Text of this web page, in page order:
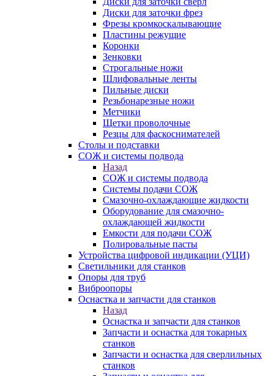
Диски для заточки фрез
Фрезы кромкоскалывающие
Пластины режущие
Коронки
Зенковки
Строгальные ножи
Шлифовальные ленты
Пильные диски
Резьбонарезные ножи
Метчики
Щетки проволочные
Резцы для фаскоснимателей
Столы и подставки
СОЖ и системы подвода
Назад
СОЖ и системы подвода
Системы подачи СОЖ
Смазочно-охлаждающие жидкости
Оборудование для смазочно-
охлаждающей жидкости
Емкости для подачи СОЖ
Полировальные пасты
Устройства цифровой индикации (УЦИ)
Светильники для станков
Опоры для труб
Виброопоры
Оснастка и запчасти для станков
Назад
Оснастка и запчасти для станков
Запчасти и оснастка для токарных
станков
Запчасти и оснастка для сверлильных
станков